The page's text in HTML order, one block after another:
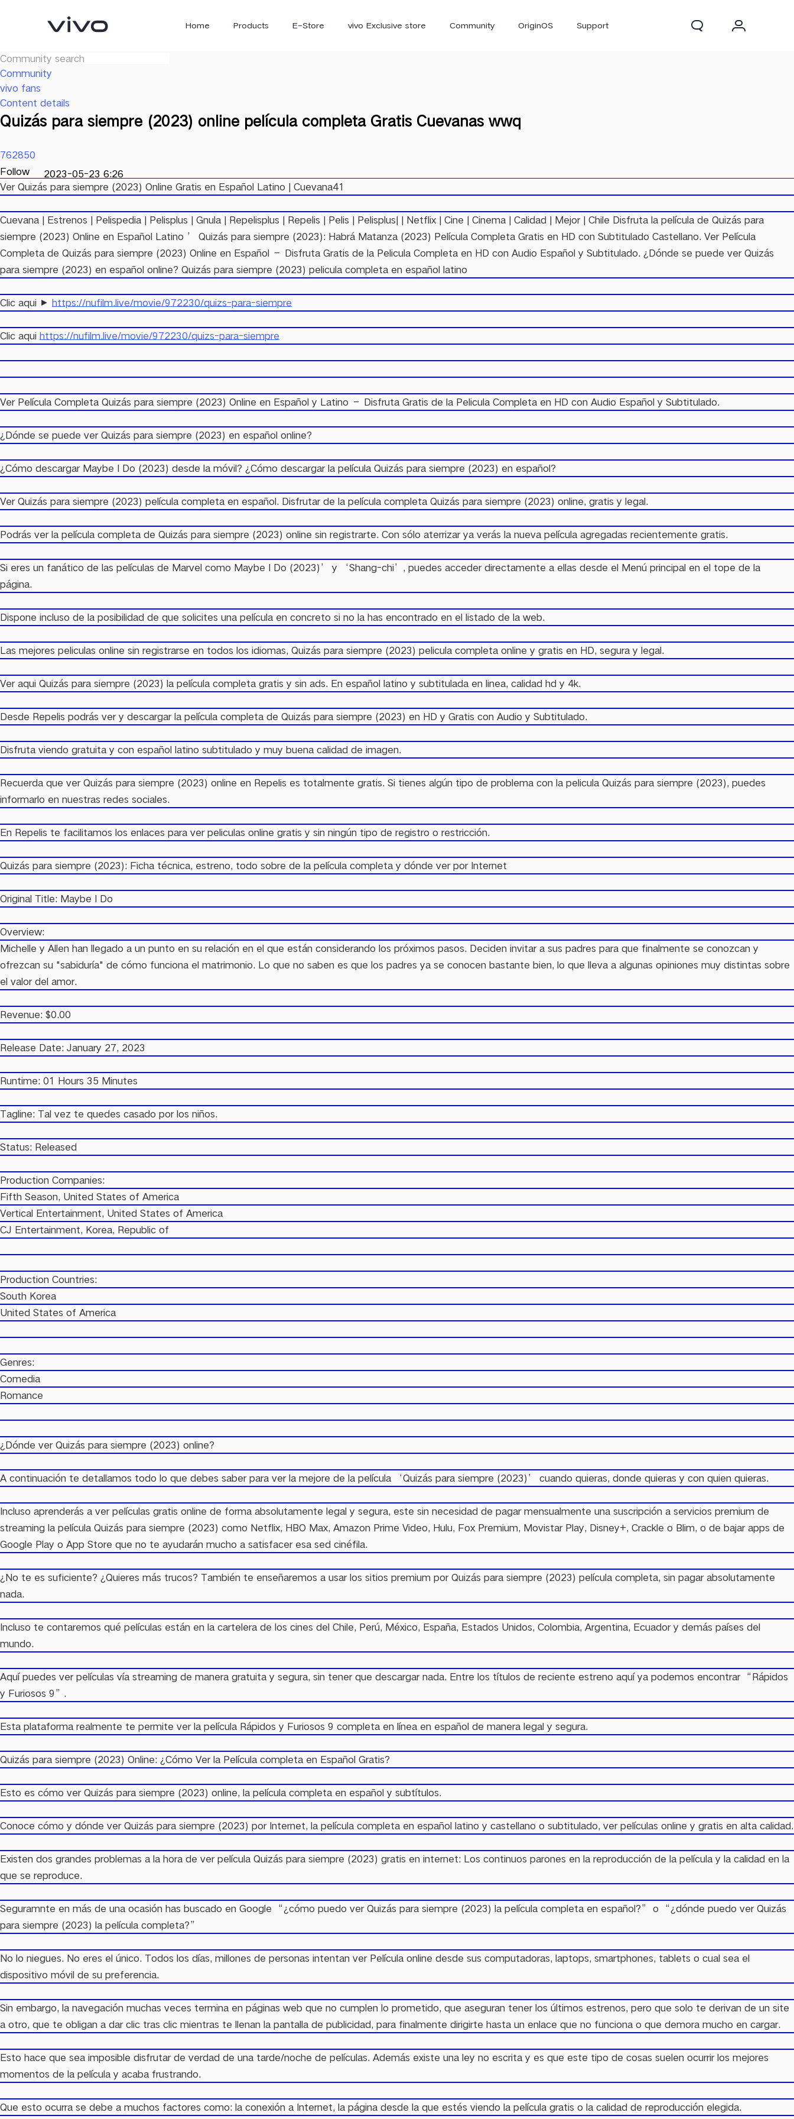
Home Products E-Store vivo Exclusive store Community OriginOS Support
X300 Ultra new X300 FE new V70 Elite new V70 new X300 Pro X300 X Fold 5
Community
vivo fans
Content details
Quizás para siempre (2023) online película completa Gratis Cuevanas wwq
762850
2023-05-23 6:26
Follow
Ver Quizás para siempre (2023) Online Gratis en Español Latino | Cuevana41
Cuevana | Estrenos | Pelispedia | Pelisplus | Gnula | Repelisplus | Repelis | Pelis | Pelisplus| | Netflix | Cine | Cinema | Calidad | Mejor | Chile Disfruta la película de Quizás para
siempre (2023) Online en Español Latino ’ Quizás para siempre (2023): Habrá Matanza (2023) Película Completa Gratis en HD con Subtitulado Castellano. Ver Película
Completa de Quizás para siempre (2023) Online en Español – Disfruta Gratis de la Pelicula Completa en HD con Audio Español y Subtitulado. ¿Dónde se puede ver Quizás
para siempre (2023) en español online? Quizás para siempre (2023) pelicula completa en español latino
Clic aqui ► https://nufilm.live/movie/972230/quizs-para-siempre
Clic aqui https://nufilm.live/movie/972230/quizs-para-siempre
Ver Película Completa Quizás para siempre (2023) Online en Español y Latino – Disfruta Gratis de la Pelicula Completa en HD con Audio Español y Subtitulado.
¿Dónde se puede ver Quizás para siempre (2023) en español online?
¿Cómo descargar Maybe I Do (2023) desde la móvil? ¿Cómo descargar la película Quizás para siempre (2023) en español?
Ver Quizás para siempre (2023) película completa en español. Disfrutar de la película completa Quizás para siempre (2023) online, gratis y legal.
Podrás ver la película completa de Quizás para siempre (2023) online sin registrarte. Con sólo aterrizar ya verás la nueva película agregadas recientemente gratis.
Si eres un fanático de las películas de Marvel como Maybe I Do (2023)’ y ‘Shang-chi’, puedes acceder directamente a ellas desde el Menú principal en el tope de la
página.
Dispone incluso de la posibilidad de que solicites una película en concreto si no la has encontrado en el listado de la web.
Las mejores peliculas online sin registrarse en todos los idiomas, Quizás para siempre (2023) pelicula completa online y gratis en HD, segura y legal.
Ver aqui Quizás para siempre (2023) la película completa gratis y sin ads. En español latino y subtitulada en linea, calidad hd y 4k.
Desde Repelis podrás ver y descargar la película completa de Quizás para siempre (2023) en HD y Gratis con Audio y Subtitulado.
Disfruta viendo gratuita y con español latino subtitulado y muy buena calidad de imagen.
Recuerda que ver Quizás para siempre (2023) online en Repelis es totalmente gratis. Si tienes algún tipo de problema con la pelicula Quizás para siempre (2023), puedes
informarlo en nuestras redes sociales.
En Repelis te facilitamos los enlaces para ver peliculas online gratis y sin ningún tipo de registro o restricción.
Quizás para siempre (2023): Ficha técnica, estreno, todo sobre de la película completa y dónde ver por Internet
Original Title: Maybe I Do
Overview:
Michelle y Allen han llegado a un punto en su relación en el que están considerando los próximos pasos. Deciden invitar a sus padres para que finalmente se conozcan y
ofrezcan su "sabiduría" de cómo funciona el matrimonio. Lo que no saben es que los padres ya se conocen bastante bien, lo que lleva a algunas opiniones muy distintas sobre
el valor del amor.
Revenue: $0.00
Release Date: January 27, 2023
Runtime: 01 Hours 35 Minutes
Tagline: Tal vez te quedes casado por los niños.
Status: Released
Production Companies:
Fifth Season, United States of America
Vertical Entertainment, United States of America
CJ Entertainment, Korea, Republic of
Production Countries:
South Korea
United States of America
Genres:
Comedia
Romance
¿Dónde ver Quizás para siempre (2023) online?
A continuación te detallamos todo lo que debes saber para ver la mejore de la película ‘Quizás para siempre (2023)’ cuando quieras, donde quieras y con quien quieras.
Incluso aprenderás a ver películas gratis online de forma absolutamente legal y segura, este sin necesidad de pagar mensualmente una suscripción a servicios premium de
streaming la película Quizás para siempre (2023) como Netflix, HBO Max, Amazon Prime Video, Hulu, Fox Premium, Movistar Play, Disney+, Crackle o Blim, o de bajar apps de
Google Play o App Store que no te ayudarán mucho a satisfacer esa sed cinéfila.
¿No te es suficiente? ¿Quieres más trucos? También te enseñaremos a usar los sitios premium por Quizás para siempre (2023) película completa, sin pagar absolutamente
nada.
Incluso te contaremos qué películas están en la cartelera de los cines del Chile, Perú, México, España, Estados Unidos, Colombia, Argentina, Ecuador y demás países del
mundo.
Aquí puedes ver películas vía streaming de manera gratuita y segura, sin tener que descargar nada. Entre los títulos de reciente estreno aquí ya podemos encontrar “Rápidos
y Furiosos 9”.
Esta plataforma realmente te permite ver la película Rápidos y Furiosos 9 completa en línea en español de manera legal y segura.
Quizás para siempre (2023) Online: ¿Cómo Ver la Película completa en Español Gratis?
Esto es cómo ver Quizás para siempre (2023) online, la película completa en español y subtítulos.
Conoce cómo y dónde ver Quizás para siempre (2023) por Internet, la película completa en español latino y castellano o subtitulado, ver películas online y gratis en alta calidad.
Existen dos grandes problemas a la hora de ver película Quizás para siempre (2023) gratis en internet: Los continuos parones en la reproducción de la película y la calidad en la
que se reproduce.
Seguramnte en más de una ocasión has buscado en Google “¿cómo puedo ver Quizás para siempre (2023) la película completa en español?” o “¿dónde puedo ver Quizás
para siempre (2023) la película completa?”
No lo niegues. No eres el único. Todos los días, millones de personas intentan ver Película online desde sus computadoras, laptops, smartphones, tablets o cual sea el
dispositivo móvil de su preferencia.
Sin embargo, la navegación muchas veces termina en páginas web que no cumplen lo prometido, que aseguran tener los últimos estrenos, pero que solo te derivan de un site
a otro, que te obligan a dar clic tras clic mientras te llenan la pantalla de publicidad, para finalmente dirigirte hasta un enlace que no funciona o que demora mucho en cargar.
Esto hace que sea imposible disfrutar de verdad de una tarde/noche de películas. Además existe una ley no escrita y es que este tipo de cosas suelen ocurrir los mejores
momentos de la película y acaba frustrando.
Que esto ocurra se debe a muchos factores como: la conexión a Internet, la página desde la que estés viendo la película gratis o la calidad de reproducción elegida.